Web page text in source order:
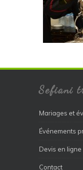
Sefiani
Mariages et
Événements
Devis en ligne
Contact